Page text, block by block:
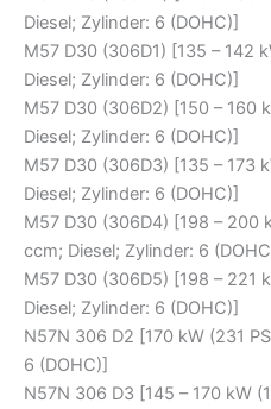
Diesel; Zylinder: 6 (DOHC)]
M57 D30 (306D1) [135 – 142
Diesel; Zylinder: 6 (DOHC)]
M57 D30 (306D2) [150 – 160
Diesel; Zylinder: 6 (DOHC)]
M57 D30 (306D3) [135 – 173
Diesel; Zylinder: 6 (DOHC)]
M57 D30 (306D4) [198 – 200
ccm; Diesel; Zylinder: 6
M57 D30 (306D5) [198 – 221
Diesel; Zylinder: 6 (DOHC)]
N57N 306 D2 [170 kW (231
6 (DOHC)]
N57N 306 D3 [145 – 170 kW